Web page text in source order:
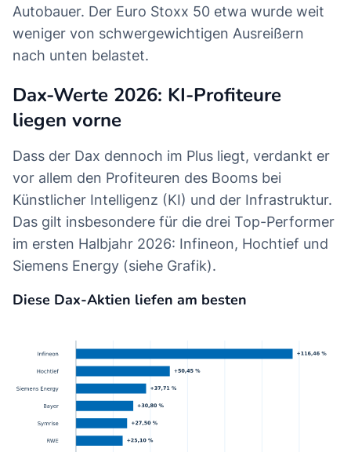
Autobauer. Der Euro Stoxx 50 etwa wurde weit
weniger von schwergewichtigen Ausreißern
nach unten belastet.
Dax-Werte 2026: KI-Profiteure
liegen vorne
Dass der Dax dennoch im Plus liegt, verdankt er
vor allem den Profiteuren des Booms bei
Künstlicher Intelligenz (KI) und der Infrastruktur.
Das gilt insbesondere für die drei Top-Performer
im ersten Halbjahr 2026: Infineon, Hochtief und
Siemens Energy (siehe Grafik).
Diese Dax-Aktien liefen am besten